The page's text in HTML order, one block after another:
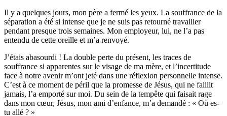
Il y a quelques jours, mon père a fermé les yeux. La souffrance de la
séparation a été si intense que je ne suis pas retourné travailler
pendant presque trois semaines. Mon employeur, lui, ne l’a pas
entendu de cette oreille et m’a renvoyé.
J’étais abasourdi ! La double perte du présent, les traces de
souffrance si apparentes sur le visage de ma mère, et l’incertitude
face à notre avenir m’ont jeté dans une réflexion personnelle intense.
C’est à ce moment de péril que la promesse de Jésus, qui ne faillit
jamais, l’a emporté sur moi. Du sein de la tempête qui faisait rage
dans mon cœur, Jésus, mon ami d’enfance, m’a demandé : « Où es-
tu allé ? »